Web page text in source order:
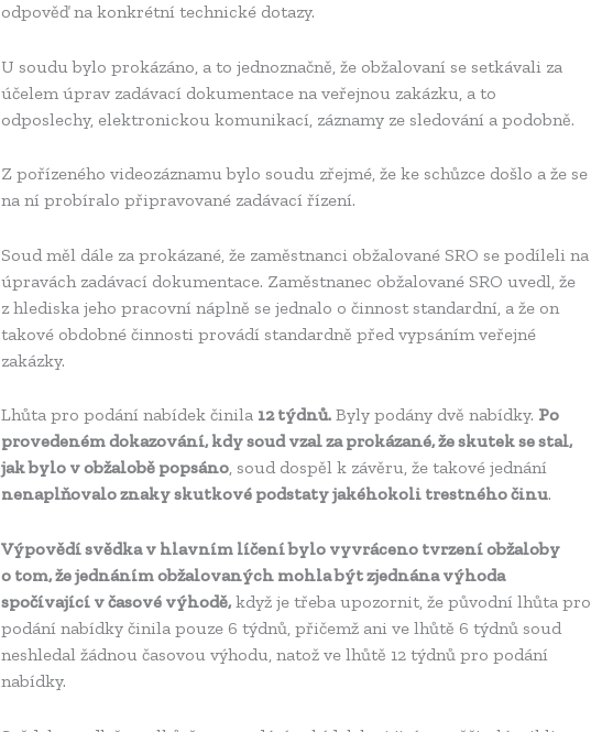
odpověď na konkrétní technické dotazy.
U soudu bylo prokázáno, a to jednoznačně, že obžalovaní se setkávali za
účelem úprav zadávací dokumentace na veřejnou zakázku, a to
odposlechy, elektronickou komunikací, záznamy ze sledování a podobně.
Z pořízeného videozáznamu bylo soudu zřejmé, že ke schůzce došlo a že se
na ní probíralo připravované zadávací řízení.
Soud měl dále za prokázané, že zaměstnanci obžalované SRO se podíleli na
úpravách zadávací dokumentace. Zaměstnanec obžalované SRO uvedl, že
z hlediska jeho pracovní náplně se jednalo o činnost standardní, a že on
takové obdobné činnosti provádí standardně před vypsáním veřejné
zakázky.
Lhůta pro podání nabídek činila 12 týdnů.Byly podány dvě nabídky. Po
provedeném dokazování, kdy soud vzal za prokázané, že skutek se stal,
jak bylo v obžalobě popsáno, soud dospěl k závěru, že takové jednání
nenaplňovalo znaky skutkové podstaty jakéhokoli trestného činu.
Výpovědí svědka v hlavním líčení bylo vyvráceno tvrzení obžaloby
o tom, že jednáním obžalovaných mohla být zjednána výhoda
spočívající v časové výhodě,když je třeba upozornit, že původní lhůta pro
podání nabídky činila pouze 6 týdnů, přičemž ani ve lhůtě 6 týdnů soud
neshledal žádnou časovou výhodu, natož ve lhůtě 12 týdnů pro podání
nabídky.